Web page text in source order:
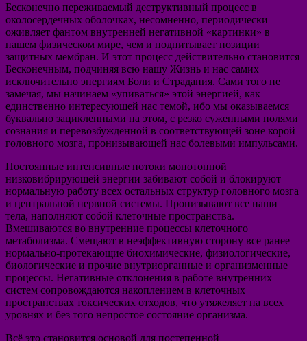
Бесконечно переживаемый деструктивный процесс в
околосердечных оболочках, несомненно, периодически
оживляет фантом внутренней негативной «картинки» в
нашем физическом мире, чем и подпитывает позиции
защитных мембран. И этот процесс действительно становится
Бесконечным, подчиняя всю нашу Жизнь и нас самих
исключительно энергиям Боли и Страдания. Сами того не
замечая, мы начинаем «упиваться» этой энергией, как
единственно интересующей нас темой, ибо мы оказываемся
буквально зацикленными на этом, с резко суженными полями
сознания и перевозбужденной в соответствующей зоне корой
головного мозга, пронизывающей нас болевыми импульсами.
Постоянные интенсивные потоки монотонной
низковибрирующей энергии забивают собой и блокируют
нормальную работу всех остальных структур головного мозга
и центральной нервной системы. Пронизывают все наши
тела, наполняют собой клеточные пространства.
Вмешиваются во внутренние процессы клеточного
метаболизма. Смещают в неэффективную сторону все ранее
нормально-протекающие биохимические, физиологические,
биологические и прочие внутриорганные и организменные
процессы. Негативные отклонения в работе внутренних
систем сопровождаются накоплением в клеточных
пространствах токсических отходов, что утяжеляет на всех
уровнях и без того непростое состояние организма.
Всё это становится основой для постепенной